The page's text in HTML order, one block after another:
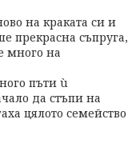
на краката си и
прекрасна съпруга,
много на
пъти ù
да стъпи на
цялото семейство